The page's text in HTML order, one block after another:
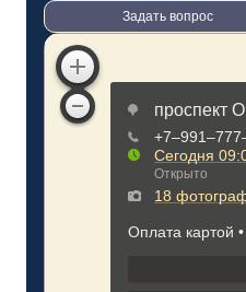
Задать вопрос